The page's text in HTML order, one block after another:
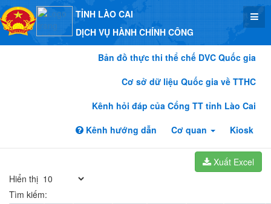
TỈNH LÀO CAI
DỊCH VỤ HÀNH CHÍNH CÔNG
Bản đồ thực thi thể chế DVC Quốc gia
Cơ sở dữ liệu Quốc gia về TTHC
Kênh hỏi đáp của Cổng TT tỉnh Lào Cai
Kênh hướng dẫn
Cơ quan Kiosk
Xuất Excel
Hiển thị
Tìm kiếm: